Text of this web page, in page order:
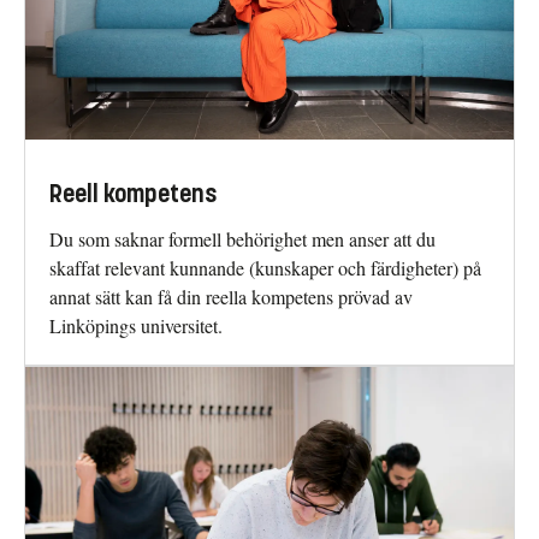
Reell kompetens
Du som saknar formell behörighet men anser att du
skaffat relevant kunnande (kunskaper och färdigheter) på
annat sätt kan få din reella kompetens prövad av
Linköpings universitet.